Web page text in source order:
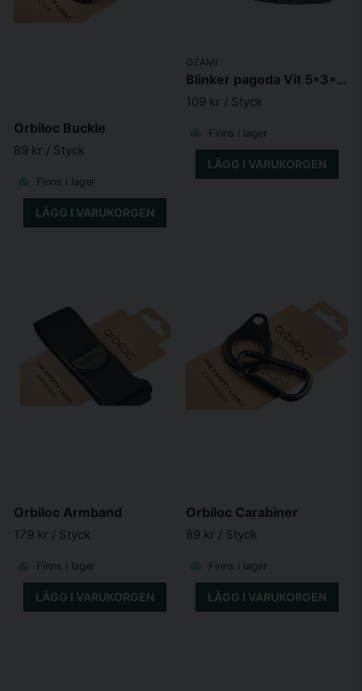
Orbiloc Buckle
89 kr / Styck
Finns i lager
LÄGG I VARUKORGEN
OZAMI
Blinker pagoda Vit 5*3*2,5cm
109 kr / Styck
Finns i lager
LÄGG I VARUKORGEN
Orbiloc Armband
179 kr / Styck
Finns i lager
LÄGG I VARUKORGEN
Orbiloc Carabiner
89 kr / Styck
Finns i lager
LÄGG I VARUKORGEN